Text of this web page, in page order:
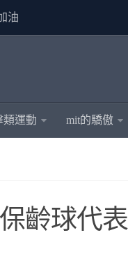
油
類運動 mit的驕傲
齡球代表